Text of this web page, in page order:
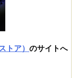
トア） のサイトへ